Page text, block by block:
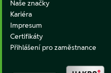
Naše značky
Kariéra
Impresum
Certifikáty
Přihlášení pro zaměstnance